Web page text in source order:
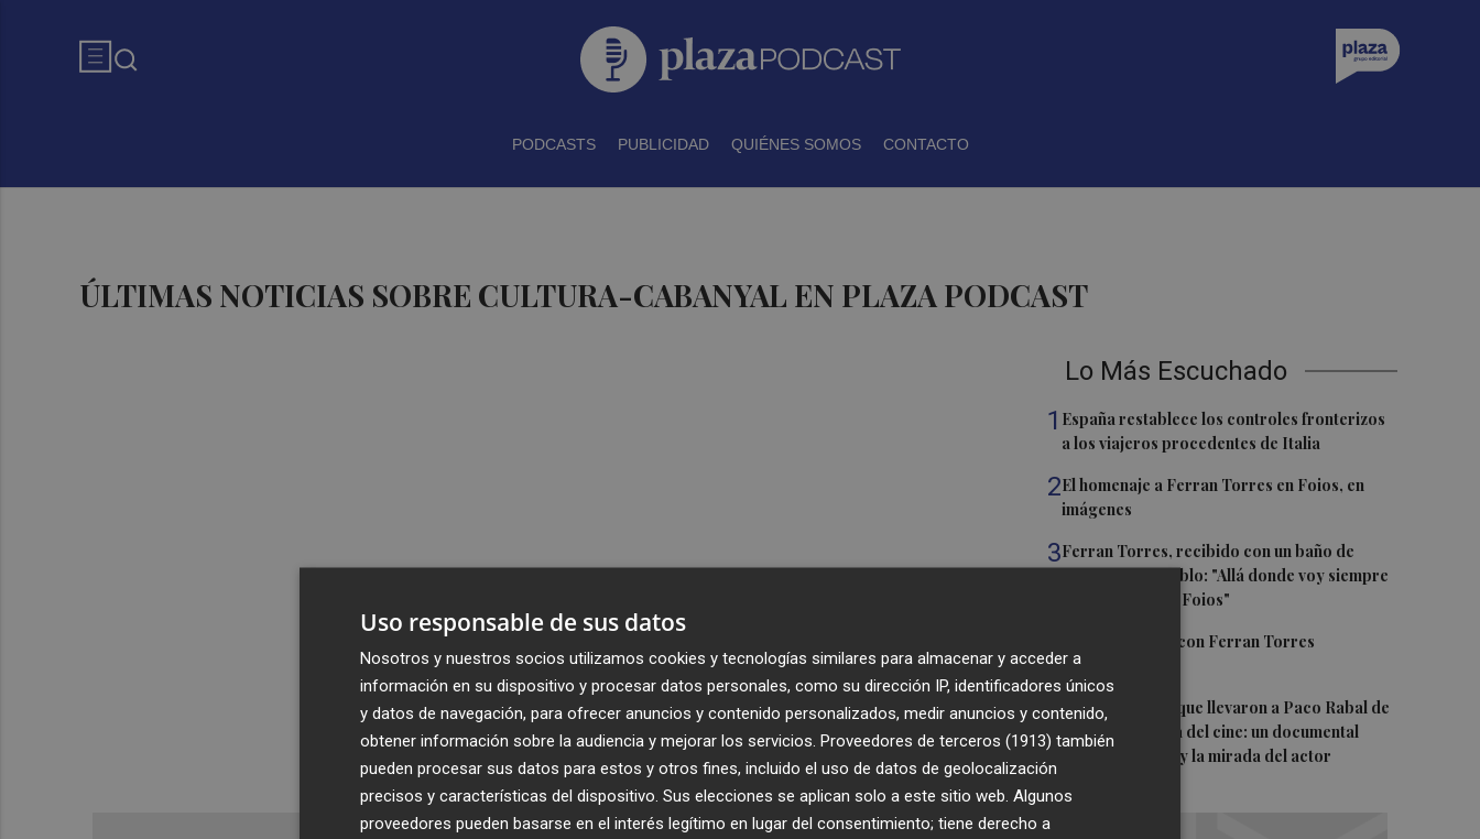
PODCASTS PUBLICIDAD QUIÉNES SOMOS CONTACTO
ÚLTIMAS NOTICIAS SOBRE CULTURA-CABANYAL EN PLAZA PODCAST
Lo Más Escuchado
1 España restablece los controles fronterizos
a los viajeros procedentes de Italia
2El homenaje a Ferran Torres en Foios, en
imágenes
3Ferran Torres, recibido con un baño de
masas en su pueblo: "Allá donde voy siempre
digo que soy de Foios"
Foios se vuelca con Ferran Torres
5Las '200 vidas' que llevaron a Paco Rabal de
Águilas a la cima del cine: un documental
recupera la voz y la mirada del actor
Uso responsable de sus datos
Nosotros y nuestros socios utilizamos cookies y tecnologías similares para almacenar y acceder a
información en su dispositivo y procesar datos personales, como su dirección IP, identificadores únicos
y datos de navegación, para ofrecer anuncios y contenido personalizados, medir anuncios y contenido,
obtener información sobre la audiencia y mejorar los servicios. Proveedores de terceros (1913) también
pueden procesar sus datos para estos y otros fines, incluido el uso de datos de geolocalización
precisos y características del dispositivo. Sus elecciones se aplican solo a este sitio web. Algunos
proveedores pueden basarse en el interés legítimo en lugar del consentimiento; tiene derecho a